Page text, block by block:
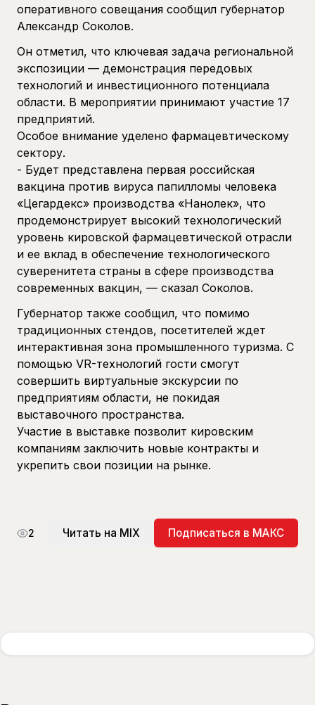
оперативного совещания сообщил губернатор
Александр Соколов.
Он отметил, что ключевая задача региональной
экспозиции — демонстрация передовых
технологий и инвестиционного потенциала
области. В мероприятии принимают участие 17
предприятий.
Особое внимание уделено фармацевтическому
сектору.
- Будет представлена первая российская
вакцина против вируса папилломы человека
«Цегардекс» производства «Нанолек», что
продемонстрирует высокий технологический
уровень кировской фармацевтической отрасли
и ее вклад в обеспечение технологического
суверенитета страны в сфере производства
современных вакцин, — сказал Соколов.
Губернатор также сообщил, что помимо
традиционных стендов, посетителей ждет
интерактивная зона промышленного туризма. С
помощью VR-технологий гости смогут
совершить виртуальные экскурсии по
предприятиям области, не покидая
выставочного пространства.
Участие в выставке позволит кировским
компаниям заключить новые контракты и
укрепить свои позиции на рынке.
2 Читать на MIX Подписаться в МАКС